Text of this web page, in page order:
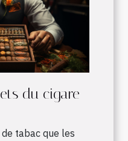
du cigare
tabac que les